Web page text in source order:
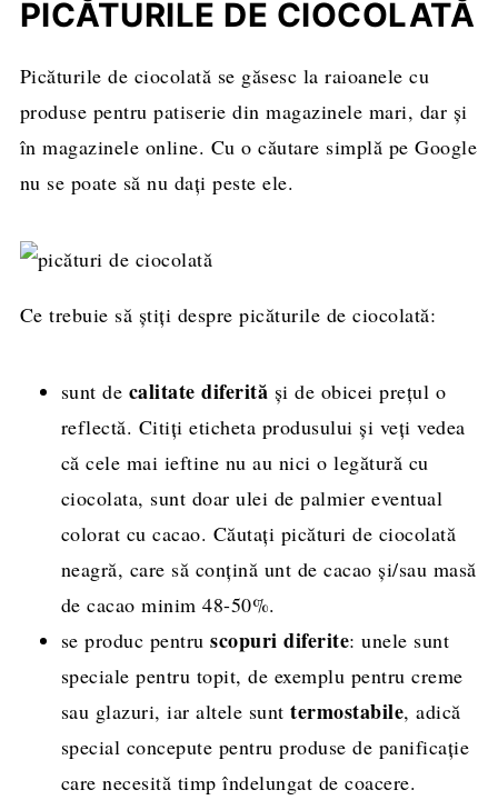
PICĂTURILE DE CIOCOLATĂ
Picăturile de ciocolată se găsesc la raioanele cu
produse pentru patiserie din magazinele mari, dar și
în magazinele online. Cu o căutare simplă pe Google
nu se poate să nu dați peste ele.
Ce trebuie să știți despre picăturile de ciocolată:
sunt de calitate diferită și de obicei prețul o
reflectă. Citiți eticheta produsului și veți vedea
că cele mai ieftine nu au nici o legătură cu
ciocolata, sunt doar ulei de palmier eventual
colorat cu cacao. Căutați picături de ciocolată
neagră, care să conțină unt de cacao și/sau masă
de cacao minim 48-50%.
se produc pentruscopuri diferite: unele sunt
speciale pentru topit, de exemplu pentru creme
sau glazuri, iar altele sunttermostabile, adică
special concepute pentru produse de panificație
care necesită timp îndelungat de coacere.